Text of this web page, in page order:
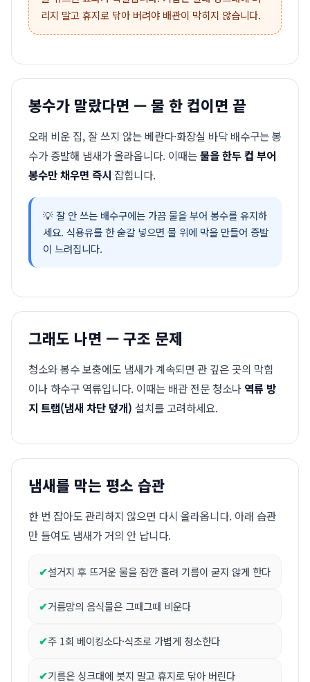
리지 말고 휴지로 닦아 버려야 배관이 막히지 않습니다.
봉수가 말랐다면 — 물 한 컵이면 끝
오래 비운 집, 잘 쓰지 않는 베란다·화장실 바닥 배수구는 봉
수가 증발해 냄새가 올라옵니다. 이때는물을 한두 컵 부어
봉수만 채우면 즉시 잡힙니다.
💡 잘 안 쓰는 배수구에는 가끔 물을 부어 봉수를 유지하
세요. 식용유를 한 숟갈 넣으면 물 위에 막을 만들어 증발
이 느려집니다.
그래도 나면 — 구조 문제
청소와 봉수 보충에도 냄새가 계속되면 관 깊은 곳의 막힘
이나 하수구 역류입니다. 이때는 배관 전문 청소나 역류 방
지 트랩(냄새 차단 덮개) 설치를 고려하세요.
냄새를 막는 평소 습관
한 번 잡아도 관리하지 않으면 다시 올라옵니다. 아래 습관
만 들여도 냄새가 거의 안 납니다.
설거지 후 뜨거운 물을 잠깐 흘려 기름이 굳지 않게 한다
거름망의 음식물은 그때그때 비운다
주 1회 베이킹소다·식초로 가볍게 청소한다
기름은 싱크대에 붓지 말고 휴지로 닦아 버린다